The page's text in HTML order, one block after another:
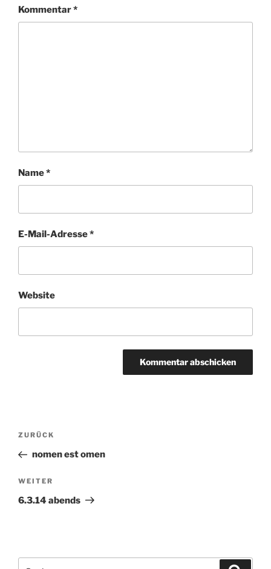
Kommentar*
Name*
E-Mail-Adresse*
Website
Beitragsnavigation
Vorheriger
Beitrag
ZURÜCK
nomen est omen
Nächster
Beitrag
WEITER
6.3.14 abends